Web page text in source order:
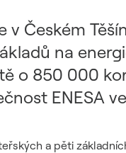
dotazník
v Českém
na
o 850 000
ENESA
a pěti